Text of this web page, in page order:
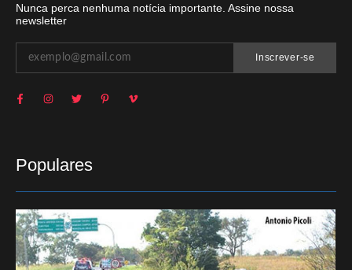
Nunca perca nenhuma notícia importante. Assine nossa
newsletter
Inscrever-se
Populares